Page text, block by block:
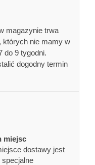
magazynie trwa
których nie mamy w
do 9 tygodni.
dogodny termin
miejsc
dostawy jest
specjalne